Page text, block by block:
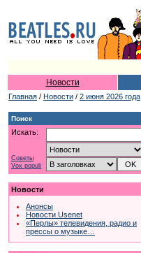
Новости
Главная / Новости / 2 июня 2026 года
Поиск
Искать:
Советы
Vox populi
Новости
Анонсы
Новости Usenet
«Перлы» телевидения, радио и
прессы о музыке…